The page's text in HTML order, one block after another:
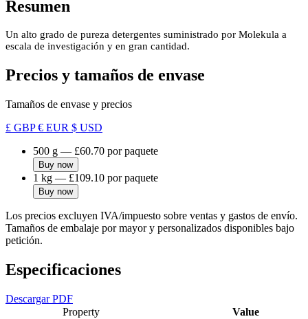
Resumen
Un alto grado de pureza detergentes suministrado por Molekula a
escala de investigación y en gran cantidad.
Precios y tamaños de envase
Tamaños de envase y precios
£ GBP€ EUR $ USD
500 g — £60.70 por paquete
Buy now
1 kg — £109.10 por paquete
Buy now
Los precios excluyen IVA/impuesto sobre ventas y gastos de envío.
Tamaños de embalaje por mayor y personalizados disponibles bajo
petición.
Especificaciones
Descargar PDF
Property
Value